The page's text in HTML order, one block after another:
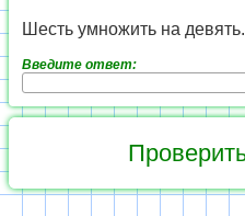
Шесть умножить на девять.
Введите ответ: